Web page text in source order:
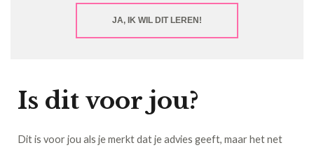
JA, IK WIL DIT LEREN!
Is dit voor jou?
Dit is voor jou als je merkt dat je advies geeft, maar het net